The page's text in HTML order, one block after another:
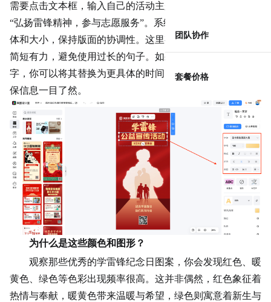
团队协作
套餐价格
需要点击文本框，输入自己的活动主题或宣传口号，比如
“弘扬雷锋精神，参与志愿服务”。系统会自动沿用原有的字
体和大小，保持版面的协调性。这里有个小技巧：文案尽量
简短有力，避免使用过长的句子。如果模板中有多段说明文
字，你可以将其替换为更具体的时间、地点或倡议内容，确
保信息一目了然。
为什么是这些颜色和 图形 ？
观察那些优秀的学雷锋纪念日图案，你会发现红色、暖
黄色、绿色等色彩出现频率很高。这并非偶然，红色象征着
热情与奉献，暖黄色带来温暖与希望，绿色则寓意着新生与